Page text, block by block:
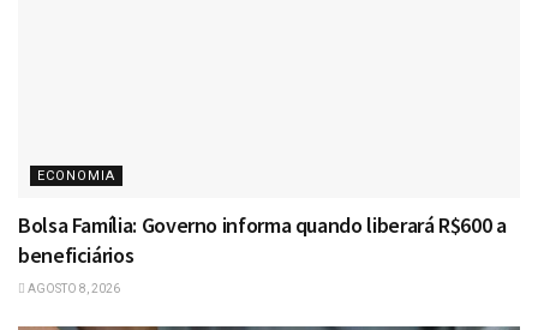
ECONOMIA
Bolsa Família: Governo informa quando liberará R$600 a
beneficiários
AGOSTO 8, 2026